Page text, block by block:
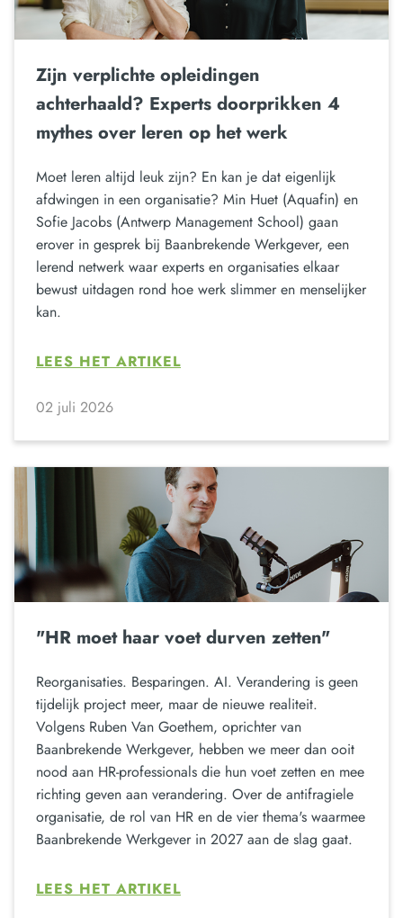
Zijn verplichte opleidingen
achterhaald? Experts doorprikken 4
mythes over leren op het werk
Moet leren altijd leuk zijn? En kan je dat eigenlijk
afdwingen in een organisatie? Min Huet (Aquafin) en
Sofie Jacobs (Antwerp Management School) gaan
erover in gesprek bij Baanbrekende Werkgever, een
lerend netwerk waar experts en organisaties elkaar
bewust uitdagen rond hoe werk slimmer en menselijker
kan.
LEES HET ARTIKEL
02 juli 2026
"HR moet haar voet durven zetten"
Reorganisaties. Besparingen. AI. Verandering is geen
tijdelijk project meer, maar de nieuwe realiteit.
Volgens Ruben Van Goethem, oprichter van
Baanbrekende Werkgever, hebben we meer dan ooit
nood aan HR-professionals die hun voet zetten en mee
richting geven aan verandering. Over de antifragiele
organisatie, de rol van HR en de vier thema's waarmee
Baanbrekende Werkgever in 2027 aan de slag gaat.
LEES HET ARTIKEL